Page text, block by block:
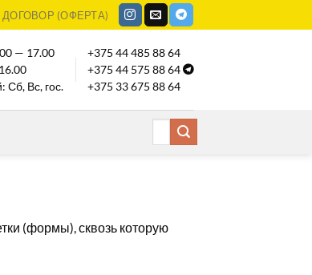
ДОГОВОР (ОФЕРТА)
— 17.00
Сб, Вс, гос.
+375 44 485 88 64
+375 44 575 88 64
+375 33 675 88 64
(формы), сквозь которую